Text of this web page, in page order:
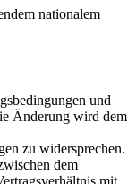
nationalem
und
Änderung wird dem
zu widersprechen.
dem
mit